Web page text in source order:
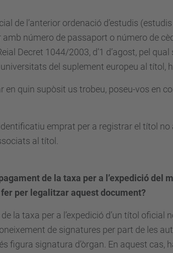
de l’anterior ordenació d’estudis
amb número de passaport o número de
Decret 1044/2003, d’1 d’agost, pel
universitats del suplement europeu al títol,
en quin supòsit us trobeu, poseu-vos en
emprat per a registrar el títol
al títol.
de la taxa per a l’expedició del
per legalitzar aquest document?
la taxa per a l’expedició d’un títol oficial
de signatures per part de les
figura signatura d’òrgan. En aquest cas,